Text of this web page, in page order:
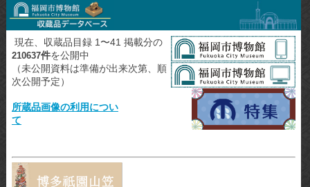
現在、収蔵品目録 1〜41 掲載分の
210637件を公開中
（未公開資料は準備が出来次第、順
次公開予定）
所蔵品画像の利用につい
て